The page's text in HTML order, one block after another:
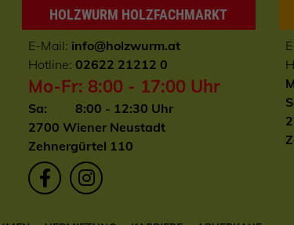
HOLZWURM HOLZFACHMARKT
E-Mail: info@holzwurm.at
Hotline: 02622 21212 0
Mo-Fr: 8:00 - 17:00 Uhr
Sa: 8:00 - 12:30 Uhr
2700 Wiener Neustadt
Zehnergürtel 110